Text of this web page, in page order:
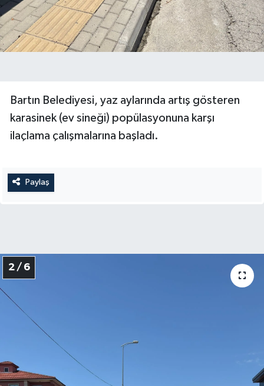
Bartın Belediyesi, yaz aylarında artış gösteren
karasinek (ev sineği) popülasyonuna karşı
ilaçlama çalışmalarına başladı.
Paylaş
2 / 6